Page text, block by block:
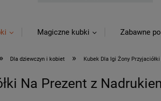
Magiczne kubki Zabawne
» Dla dziewczyn i kobiet » Kubek Dla Igi Żony
Na Prezent z